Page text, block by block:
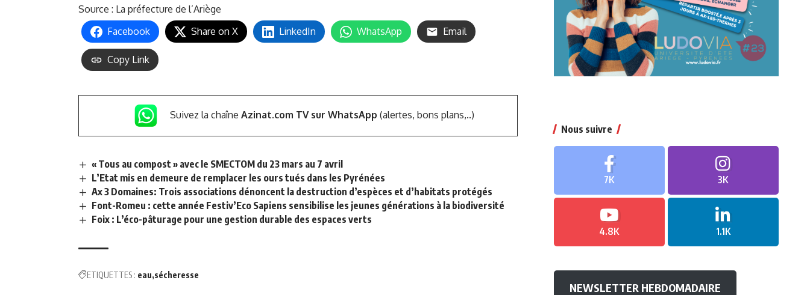
Source : La préfecture de l’Ariège
Facebook
Share on X LinkedIn WhatsApp Email
Copy Link
Suivez la chaîne Azinat.com TV sur WhatsApp (alertes, bons plans,..)
« Tous au compost » avec le SMECTOM du 23 mars au 7 avril
L’Etat mis en demeure de remplacer les ours tués dans les Pyrénées
Ax 3 Domaines: Trois associations dénoncent la destruction d’espèces et d’habitats protégés
Font-Romeu : cette année Festiv’Eco Sapiens sensibilise les jeunes générations à la biodiversité
Foix : L’éco-pâturage pour une gestion durable des espaces verts
ETIQUETTES : eau sécheresse
Nous suivre
7K 3K
4.8K 1.1K
NEWSLETTER HEBDOMADAIRE